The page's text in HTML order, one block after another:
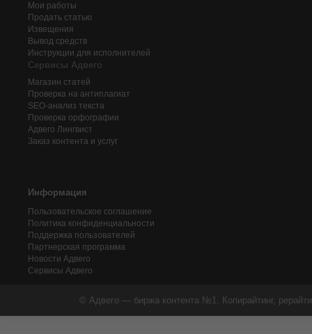
Мои работы
Продать статью
Извещения
Вывод средств
Инструкции для исполнителей
Сервисы Адвего
Магазин статей
Проверка на антиплагиат
SEO-анализ текста
Проверка орфографии
Адвего Лингвист
Заказ контента и услуг
Информация
Пользовательское соглашение
Политика конфиденциальности
Поддержка пользователей
Партнерская программа
Новости Адвего
Сервисы Адвего
© Адвего — биржа контента №1. Копирайтинг,